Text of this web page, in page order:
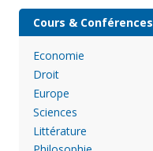
Cours & Conférences
Economie
Droit
Europe
Sciences
Littérature